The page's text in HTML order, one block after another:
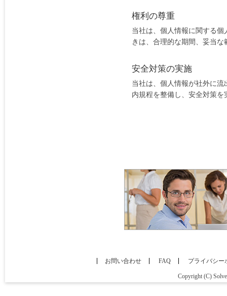
権利の尊重
当社は、個人情報に関する
きは、合理的な期間、妥当
安全対策の実施
当社は、個人情報が社外に
内規程を整備し、安全対策を
お問い合わせ FAQ プライバシー
Copyright (C)